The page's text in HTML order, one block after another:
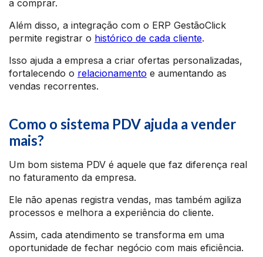
a comprar.
Além disso, a integração com o ERP GestãoClick
permite registrar o histórico de cada cliente.
Isso ajuda a empresa a criar ofertas personalizadas,
fortalecendo o relacionamento e aumentando as
vendas recorrentes.
Como o sistema PDV ajuda a vender
mais?
Um bom sistema PDV é aquele que faz diferença real
no faturamento da empresa.
Ele não apenas registra vendas, mas também agiliza
processos e melhora a experiência do cliente.
Assim, cada atendimento se transforma em uma
oportunidade de fechar negócio com mais eficiência.